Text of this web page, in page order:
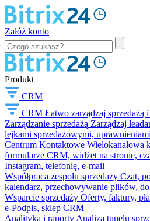
Załóż konto
Produkt
CRM
CRM Łatwo zarządzaj sprzedażą
Zarządzanie sprzedażą Zarządzaj
lejkami sprzedażowymi,
Centrum Kontaktowe Wielokanałowa
formularze CRM, widżet na stronie,
Instagram, telefonię, e-mail
Współpraca zespołu sprzedaży Czat,
kalendarz, przechowywanie plików,
Wsparcie sprzedaży Oferty, faktury,
e-Podpis, sklep CRM
Analityka i raporty Analiza tunelu